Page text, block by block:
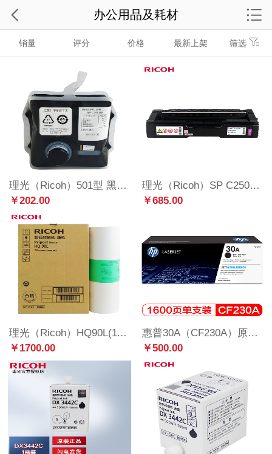
销量 评分 价格 最新上架 筛选
理光（Ricoh）501型 黑油墨（1000cc/袋*1袋）适用于DD 5441C/5451C/5440C/5450C
￥202.00
理光（Ricoh）SP C250C 红色墨粉盒1支装 适用于SP C250DN/C261DNw/C261SFNw
￥685.00
理光（Ricoh）HQ90L(110m/卷*2卷) 版纸 适用于HQ9000
￥1700.00
惠普30A（CF230A）原装硒鼓黑色单支装（适用hp 227fdw/227sdn/203dn/203d/203dw/203dw）打印页数1600
￥500.00
办公用品及耗材